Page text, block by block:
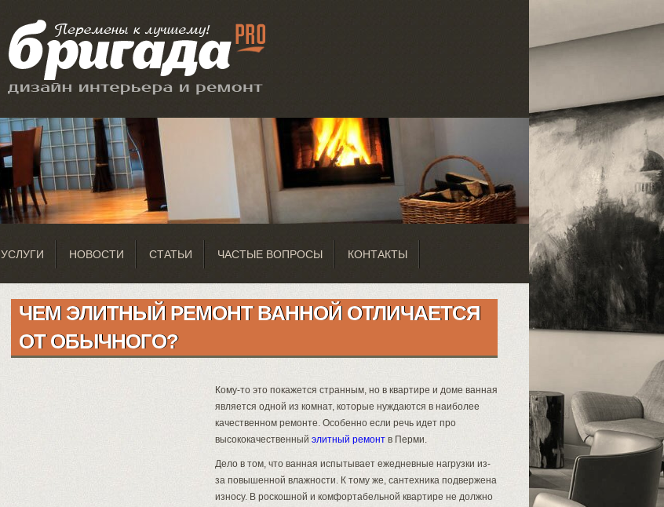
УСЛУГИ НОВОСТИ СТАТЬИ ЧАСТЫЕ ВОПРОСЫ КОНТАКТЫ
ЧЕМ ЭЛИТНЫЙ РЕМОНТ ВАННОЙ ОТЛИЧАЕТСЯ
ОТ ОБЫЧНОГО?
Кому-то это покажется странным, но в квартире и доме ванная
является одной из комнат, которые нуждаются в наиболее
качественном ремонте. Особенно если речь идет про
высококачественный элитный ремонт в Перми.
Дело в том, что ванная испытывает ежедневные нагрузки из-
за повышенной влажности. К тому же, сантехника подвержена
износу. В роскошной и комфортабельной квартире не должно